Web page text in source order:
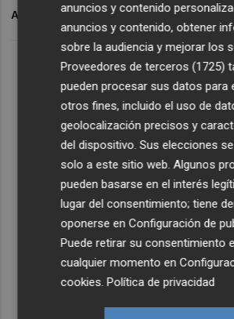
ARCHIVADO EN VALENCIA BASKET
anuncios y contenido
anuncios y contenido, obtener
sobre la audiencia y mejorar los
Proveedores de terceros (1725)
pueden procesar sus datos para
otros fines, incluido el uso de
geolocalización precisos y
del dispositivo. Sus elecciones
solo a este sitio web. Algunos
pueden basarse en el interés
lugar del consentimiento; tiene
oponerse enConfiguración de
Puede retirar su consentimiento
cualquier momento en
cookies.Política de privacidad